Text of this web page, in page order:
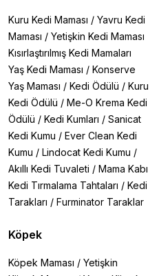
Kuru Kedi Maması / Yavru Kedi
Maması / Yetişkin Kedi Maması
Kısırlaştırılmış Kedi Mamaları
Yaş Kedi Maması / Konserve
Yaş Maması / Kedi Ödülü / Kuru
Kedi Ödülü / Me-O Krema Kedi
Ödülü / Kedi Kumları / Sanicat
Kedi Kumu / Ever Clean Kedi
Kumu / Lindocat Kedi Kumu /
Akıllı Kedi Tuvaleti / Mama Kabı
Kedi Tırmalama Tahtaları / Kedi
Tarakları / Furminator Taraklar
Köpek
Köpek Maması / Yetişkin